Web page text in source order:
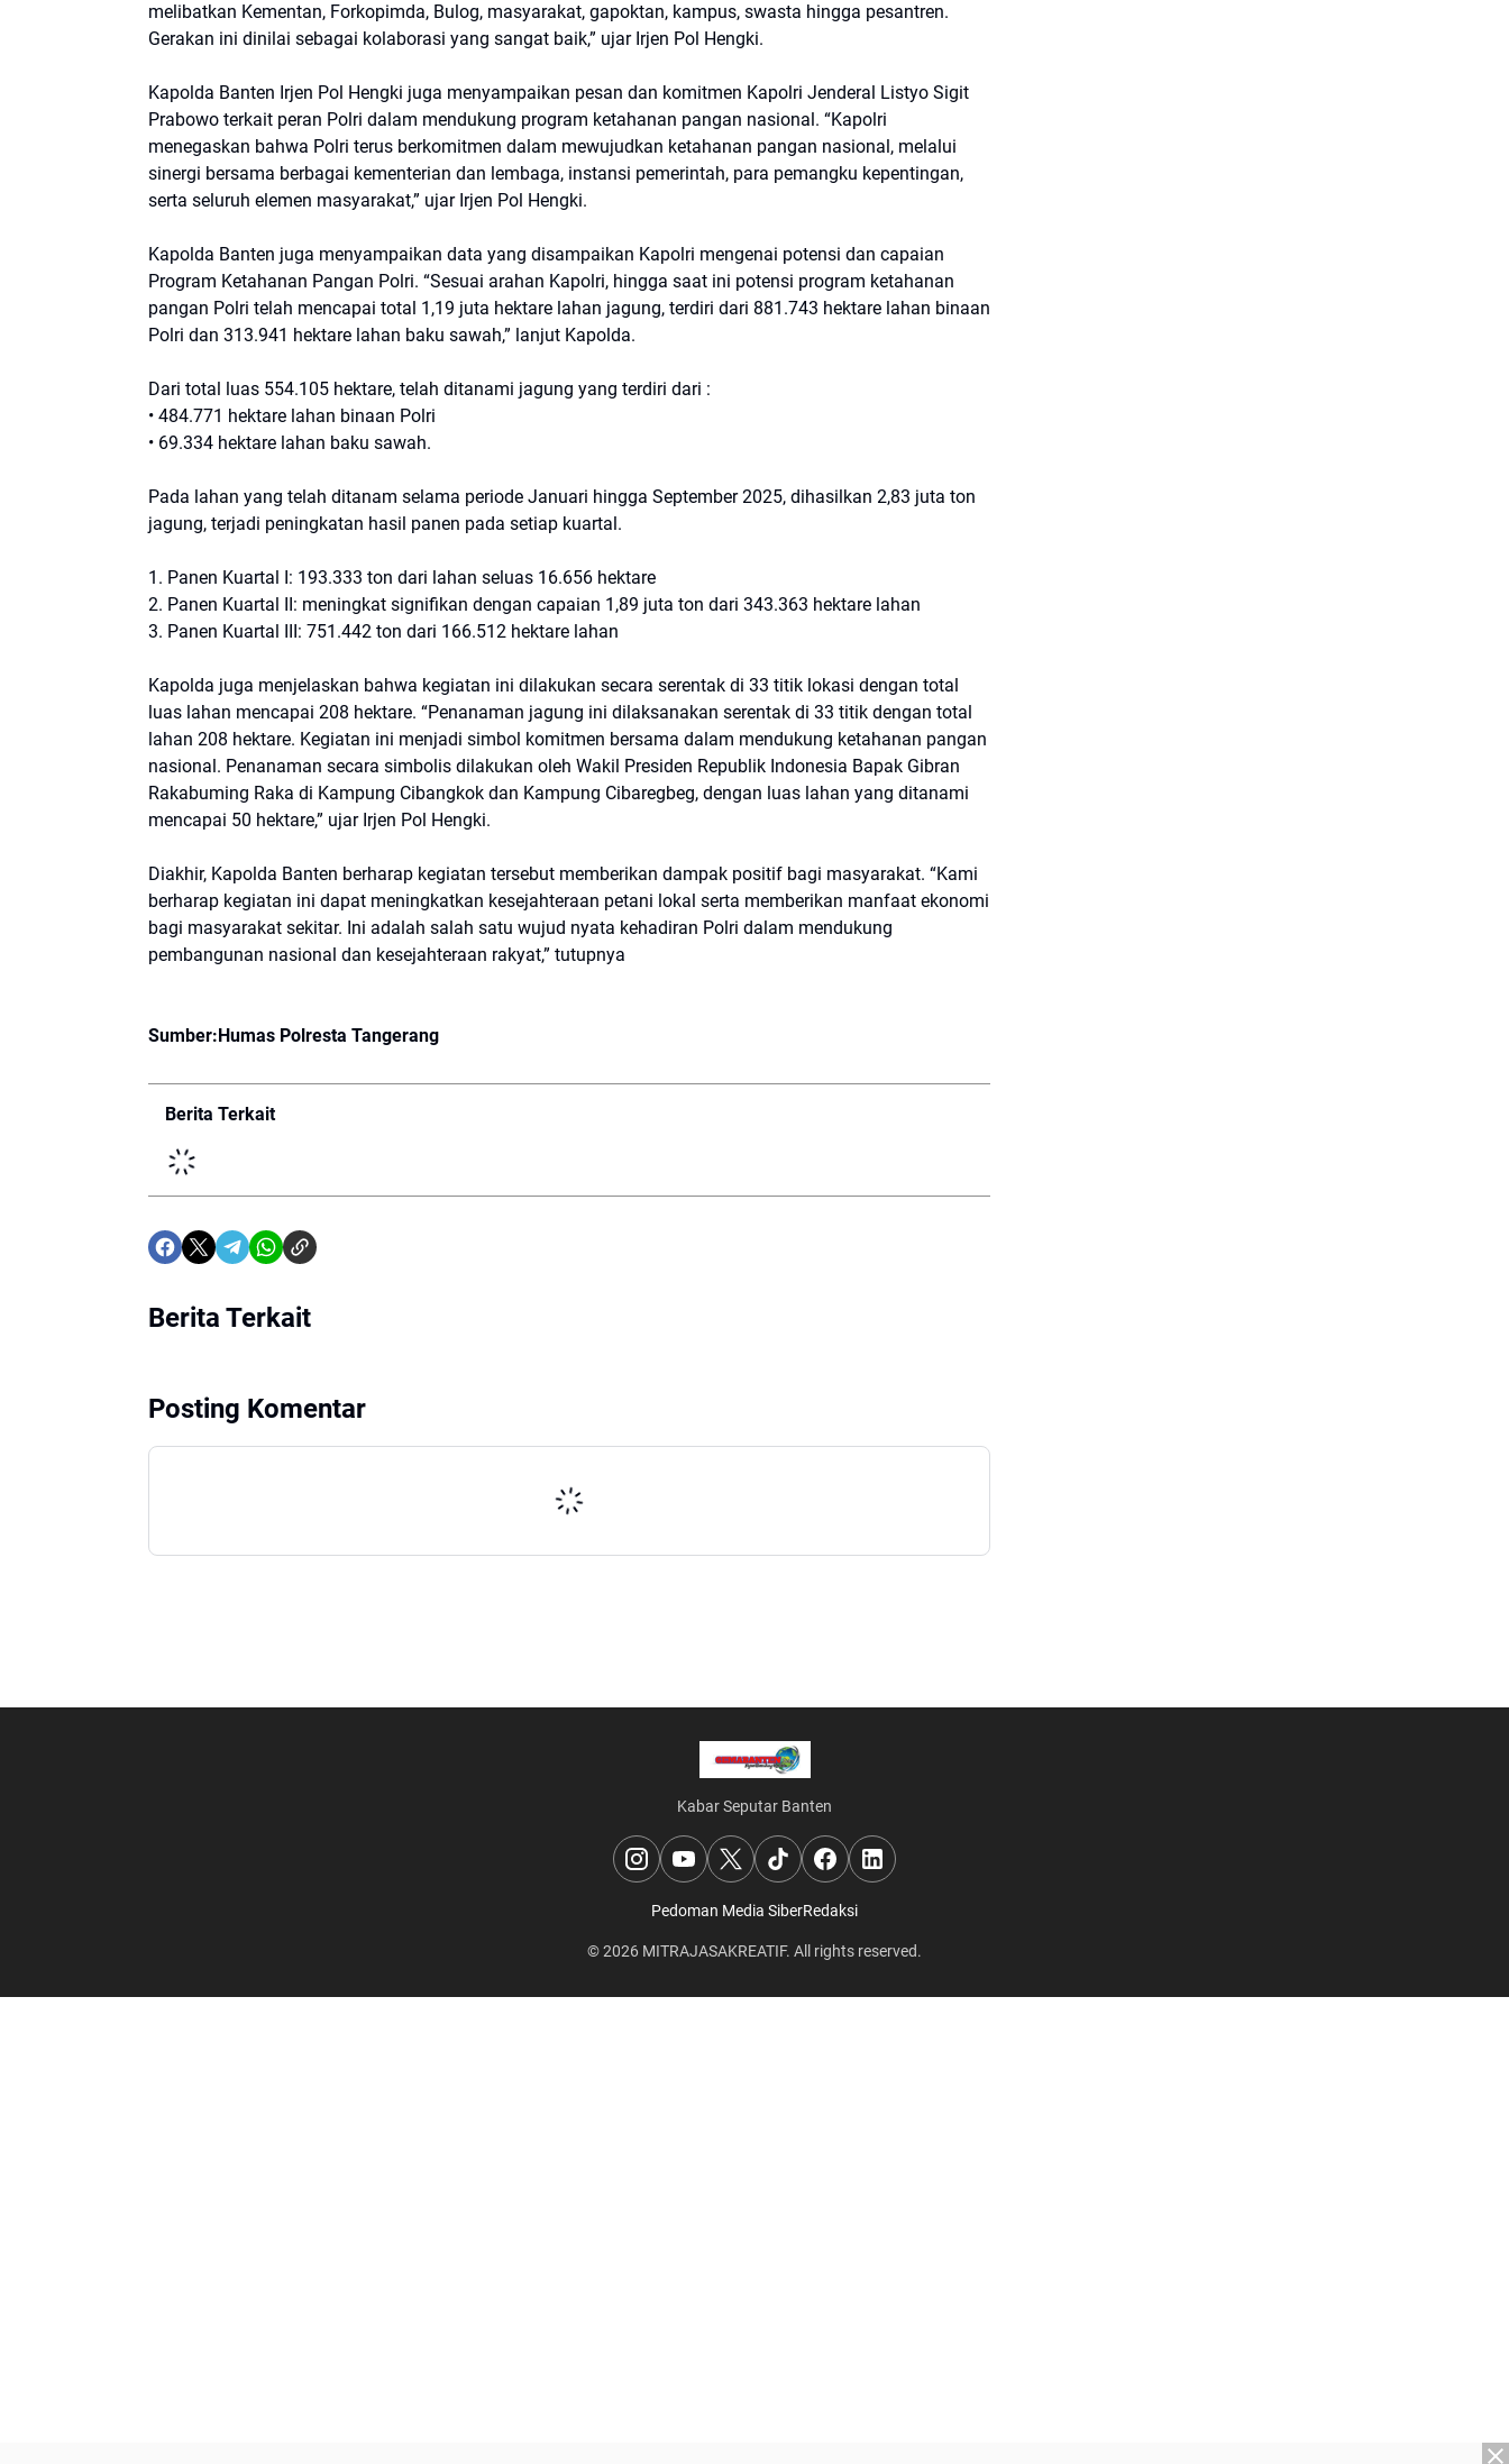
melibatkan Kementan, Forkopimda, Bulog, masyarakat, gapoktan, kampus, swasta hingga pesantren.
Gerakan ini dinilai sebagai kolaborasi yang sangat baik,” ujar Irjen Pol Hengki.
Kapolda Banten Irjen Pol Hengki juga menyampaikan pesan dan komitmen Kapolri Jenderal Listyo Sigit
Prabowo terkait peran Polri dalam mendukung program ketahanan pangan nasional. “Kapolri
menegaskan bahwa Polri terus berkomitmen dalam mewujudkan ketahanan pangan nasional, melalui
sinergi bersama berbagai kementerian dan lembaga, instansi pemerintah, para pemangku kepentingan,
serta seluruh elemen masyarakat,” ujar Irjen Pol Hengki.
Kapolda Banten juga menyampaikan data yang disampaikan Kapolri mengenai potensi dan capaian
Program Ketahanan Pangan Polri. “Sesuai arahan Kapolri, hingga saat ini potensi program ketahanan
pangan Polri telah mencapai total 1,19 juta hektare lahan jagung, terdiri dari 881.743 hektare lahan binaan
Polri dan 313.941 hektare lahan baku sawah,” lanjut Kapolda.
Dari total luas 554.105 hektare, telah ditanami jagung yang terdiri dari :
• 484.771 hektare lahan binaan Polri
• 69.334 hektare lahan baku sawah.
Pada lahan yang telah ditanam selama periode Januari hingga September 2025, dihasilkan 2,83 juta ton
jagung, terjadi peningkatan hasil panen pada setiap kuartal.
1. Panen Kuartal I: 193.333 ton dari lahan seluas 16.656 hektare
2. Panen Kuartal II: meningkat signifikan dengan capaian 1,89 juta ton dari 343.363 hektare lahan
3. Panen Kuartal III: 751.442 ton dari 166.512 hektare lahan
Kapolda juga menjelaskan bahwa kegiatan ini dilakukan secara serentak di 33 titik lokasi dengan total
luas lahan mencapai 208 hektare. “Penanaman jagung ini dilaksanakan serentak di 33 titik dengan total
lahan 208 hektare. Kegiatan ini menjadi simbol komitmen bersama dalam mendukung ketahanan pangan
nasional. Penanaman secara simbolis dilakukan oleh Wakil Presiden Republik Indonesia Bapak Gibran
Rakabuming Raka di Kampung Cibangkok dan Kampung Cibaregbeg, dengan luas lahan yang ditanami
mencapai 50 hektare,” ujar Irjen Pol Hengki.
Diakhir, Kapolda Banten berharap kegiatan tersebut memberikan dampak positif bagi masyarakat. “Kami
berharap kegiatan ini dapat meningkatkan kesejahteraan petani lokal serta memberikan manfaat ekonomi
bagi masyarakat sekitar. Ini adalah salah satu wujud nyata kehadiran Polri dalam mendukung
pembangunan nasional dan kesejahteraan rakyat,” tutupnya
Sumber:Humas Polresta Tangerang
Berita Terkait
Berita Terkait
Posting Komentar
Kabar Seputar Banten
Pedoman Media SiberRedaksi
© 2026 MITRAJASAKREATIF. All rights reserved.